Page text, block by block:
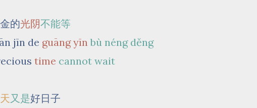
的光阴不能等
jīn de guāng yīn bù néng děng
time cannot wait
又是好日子